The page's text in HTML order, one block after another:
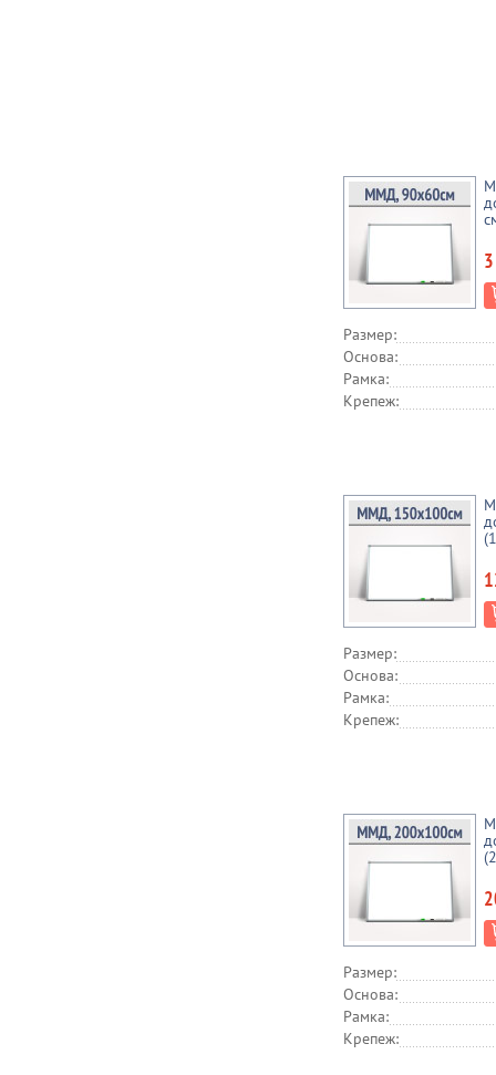
Размер:
Основа:
Рамка:
Крепеж:
Размер:
Основа:
Рамка:
Крепеж:
Размер:
Основа:
Рамка:
Крепеж: